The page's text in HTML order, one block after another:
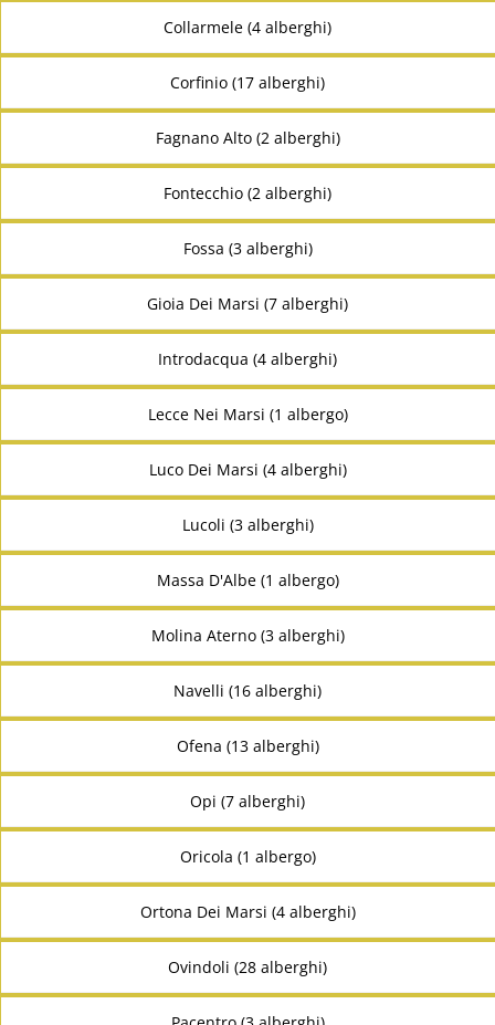
Collarmele (4 alberghi)
Corfinio (17 alberghi)
Fagnano Alto (2 alberghi)
Fontecchio (2 alberghi)
Fossa (3 alberghi)
Gioia Dei Marsi (7 alberghi)
Introdacqua (4 alberghi)
Lecce Nei Marsi (1 albergo)
Luco Dei Marsi (4 alberghi)
Lucoli (3 alberghi)
Massa D'Albe (1 albergo)
Molina Aterno (3 alberghi)
Navelli (16 alberghi)
Ofena (13 alberghi)
Opi (7 alberghi)
Oricola (1 albergo)
Ortona Dei Marsi (4 alberghi)
Ovindoli (28 alberghi)